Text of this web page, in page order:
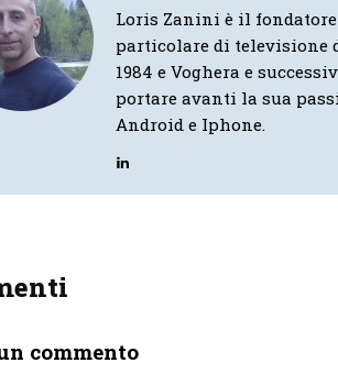
Loris Zanini è il
particolare di televisione
1984 e Voghera e
portare avanti la sua
Android e Iphone.
commento